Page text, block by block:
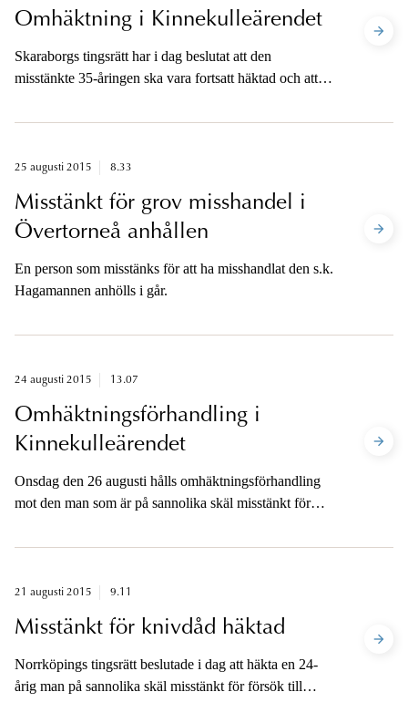
Omhäktning i Kinnekulleärendet
Skaraborgs tingsrätt har i dag beslutat att den
misstänkte 35-åringen ska vara fortsatt häktad och att
11.00.
25 augusti 2015 8.33
Misstänkt för grov misshandel i
Övertorneå anhållen
En person som misstänks för att ha misshandlat den s.k.
Hagamannen anhölls i går.
24 augusti 2015 13.07
Omhäktningsförhandling i
Kinnekulleärendet
Onsdag den 26 augusti hålls omhäktningsförhandling
mot den man som är på sannolika skäl misstänkt för
21 augusti 2015 9.11
Misstänkt för knivdåd häktad
Norrköpings tingsrätt beslutade i dag att häkta en 24-
årig man på sannolika skäl misstänkt för försök till